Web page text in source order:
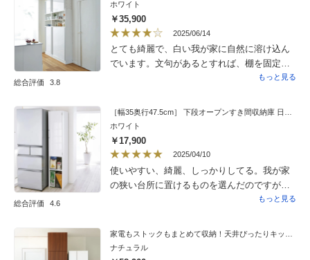
ますね。満足度高。これにして良かったで
す。
総合評価 3.8
ホワイト
￥35,900
2025/06/14
とても綺麗で、白い我が家に自然に溶け込ん
でいます。文句があるとすれば、棚を固定す
るビスがすぐに落ちます。棚が沢山あるの
しているので、
もっと見る
総合評価 4.6
ホワイト
￥17,900
2025/04/10
使いやすい、綺麗、しっかりしてる。我が家
の狭い台所に置けるものを選んだのですが、
結果として、横幅、奥行、高さともに使いや
が、高さがあっても上のもとが取り出しにく
いと感じます。最下段には、45リットルのゴ
ミ箱を置いていますが、捨てやすいです。前
もっと見る
ナチュラル